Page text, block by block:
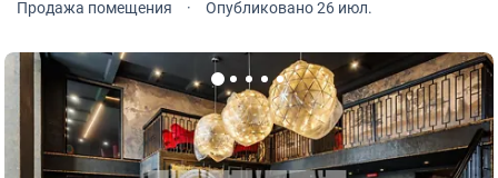
1913 года постройки из керамического кирпича.
Продажа помещения · Опубликовано 26 июл.